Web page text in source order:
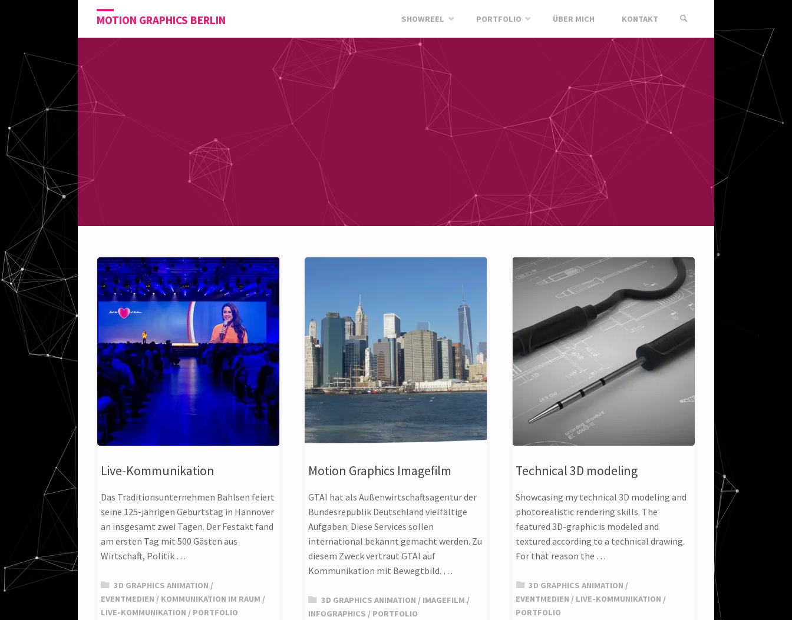
MOTION GRAPHICS BERLIN Skip
to
content
SHOWREEL PORTFOLIO ÜBER MICH KONTAKT
Live-Kommunikation
Das Traditionsunternehmen Bahlsen feiert
seine 125-jährigen Geburtstag in Hannover
an insgesamt zwei Tagen. Der Festakt fand
am ersten Tag mit 500 Gästen aus
Wirtschaft, Politik …
3D GRAPHICS ANIMATION /
EVENTMEDIEN / KOMMUNIKATION IM RAUM /
LIVE-KOMMUNIKATION / PORTFOLIO
Motion Graphics Imagefilm
GTAI hat als Außenwirtschaftsagentur der
Bundesrepublik Deutschland vielfältige
Aufgaben. Diese Services sollen
international bekannt gemacht werden. Zu
diesem Zweck vertraut GTAI auf
Kommunikation mit Bewegtbild. …
3D GRAPHICS ANIMATION / IMAGEFILM /
INFOGRAPHICS / PORTFOLIO
Technical 3D modeling
Showcasing my technical 3D modeling and
photorealistic rendering skills. The
featured 3D-graphic is modeled and
textured according to a technical drawing.
For that reason the …
3D GRAPHICS ANIMATION /
EVENTMEDIEN / LIVE-KOMMUNIKATION /
PORTFOLIO